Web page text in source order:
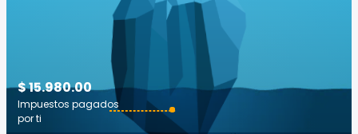
$ 15.980.00
Impuestos pagados
por ti